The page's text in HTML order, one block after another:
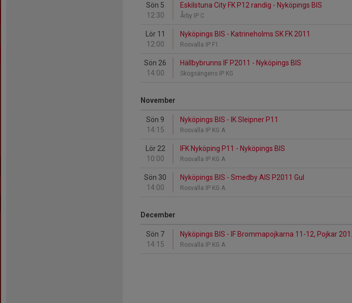
Sön 5
12:30
Eskilstuna City FK P12 randig - Nyköpings BIS
Årby IP C
Lör 11
12:00
Nyköpings BIS - Katrineholms SK FK 2011
Rosvalla IP F1
Sön 26
14:00
Hällbybrunns IF P2011 - Nyköpings BIS
Skogsängens IP KG
November
Sön 9
14:15
Nyköpings BIS - IK Sleipner P11
Rosvalla IP KG A
Lör 22
10:00
IFK Nyköping P11 - Nyköpings BIS
Rosvalla IP KG A
Sön 30
14:00
Nyköpings BIS - Smedby AIS P2011 Gul
Rosvalla IP KG A
December
Sön 7
14:15
Nyköpings BIS - IF Brommapojkarna 11-12, Pojkar 201...
Rosvalla IP KG A